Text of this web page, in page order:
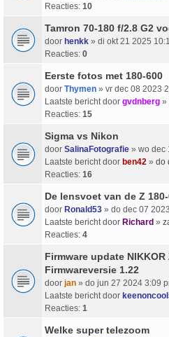
Reacties: 10
Tamron 70-180 f/2.8 G2
door henkk » di okt 21 2025
Reacties: 0
Eerste fotos met 180-600
door Thymen » vr dec 08 2023
Laatste bericht door gvdnberg »
Reacties: 15
Sigma vs Nikon
door SalinaFotografie » wo dec
Laatste bericht door ben42 » do
Reacties: 16
De lensvoet van de Z
door Ronald53 » do dec 07
Laatste bericht door Richard »
Reacties: 4
Firmware update NIKKOR
Firmwareversie 1.22
door jan » do jun 27 2024 3:09
Laatste bericht door
Reacties: 1
Welke super telezoom